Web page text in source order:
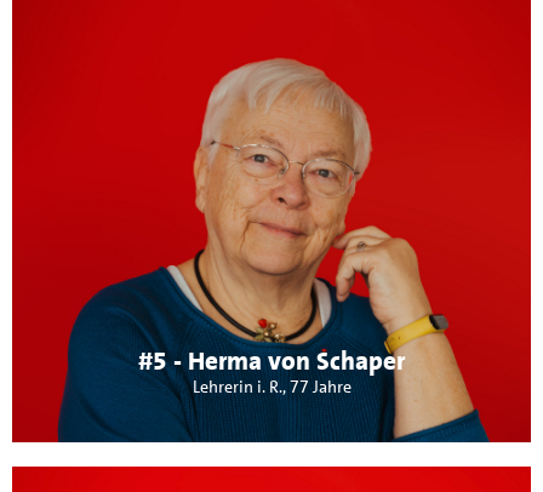
#5 - Herma von Schaper
Lehrerin i. R., 77 Jahre
Über mich:
Mir liegen die Themen Schul- und Ortsentwicklung am
Herzen. Ich bin seit vielen Jahren in Maichingen aktiv und
war bis 2017 Stadträtin und bis 2019 Ortschafts- rätin für
die SPD.